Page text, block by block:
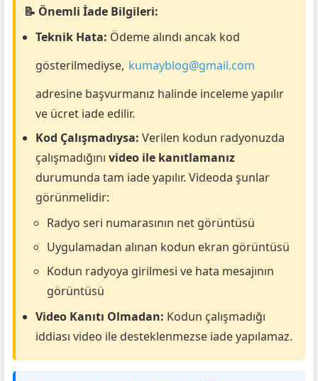
📝 Önemli İade Bilgileri:
Teknik Hata: Ödeme alındı ancak kod
gösterilmediyse, kumayblog@gmail.com
adresine başvurmanız halinde inceleme yapılır
ve ücret iade edilir.
Kod Çalışmadıysa: Verilen kodun radyonuzda
çalışmadığını video ile kanıtlamanız
durumunda tam iade yapılır. Videoda şunlar
görünmelidir:
Radyo seri numarasının net görüntüsü
Uygulamadan alınan kodun ekran görüntüsü
Kodun radyoya girilmesi ve hata mesajının
görüntüsü
Video Kanıtı Olmadan: Kodun çalışmadığı
iddiası video ile desteklenmezse iade yapılamaz.